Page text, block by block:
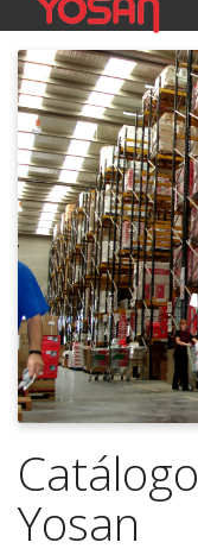
Yosan